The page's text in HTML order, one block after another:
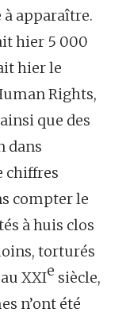
à apparaître.
hier 5 000
hier le
Rights,
que des
dans
chiffres
compter le
à huis clos
torturés
XXIe siècle,
n’ont été